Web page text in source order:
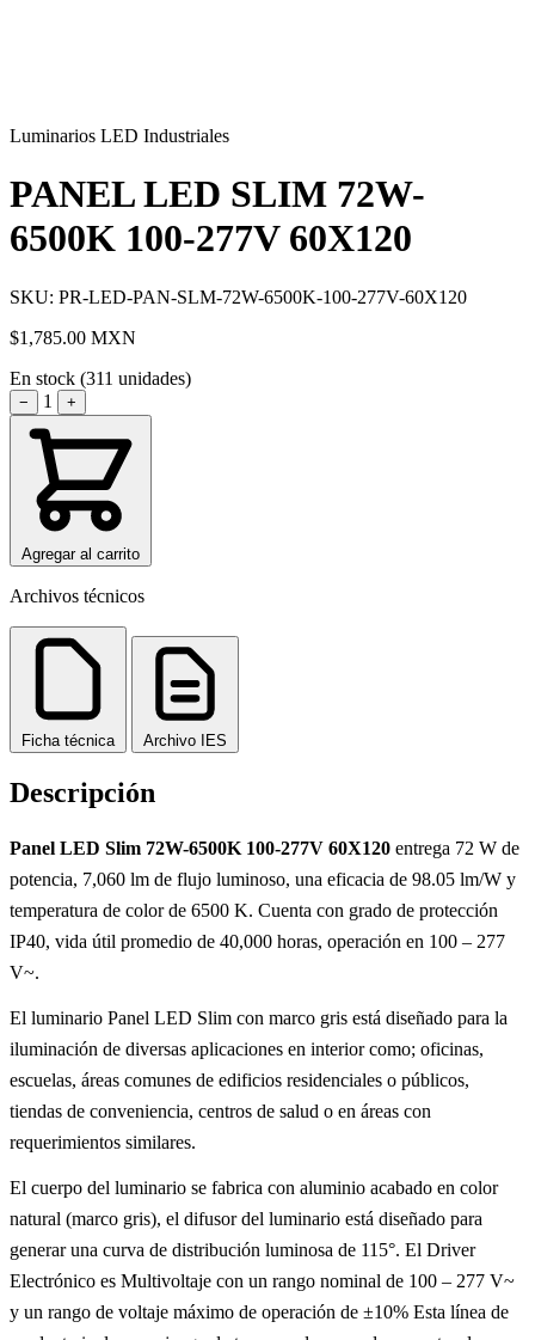
Luminarios LED Industriales
PANEL LED SLIM 72W-
6500K 100-277V 60X120
SKU: PR-LED-PAN-SLM-72W-6500K-100-277V-60X120
$1,785.00 MXN
En stock (311 unidades)
− 1 +
Agregar al carrito
Archivos técnicos
Ficha técnica Archivo IES
Descripción
Panel LED Slim 72W-6500K 100-277V 60X120 entrega 72 W de
potencia, 7,060 lm de flujo luminoso, una eficacia de 98.05 lm/W y
temperatura de color de 6500 K. Cuenta con grado de protección
IP40, vida útil promedio de 40,000 horas, operación en 100 – 277
V~.
El luminario Panel LED Slim con marco gris está diseñado para la
iluminación de diversas aplicaciones en interior como; oficinas,
escuelas, áreas comunes de edificios residenciales o públicos,
tiendas de conveniencia, centros de salud o en áreas con
requerimientos similares.
El cuerpo del luminario se fabrica con aluminio acabado en color
natural (marco gris), el difusor del luminario está diseñado para
generar una curva de distribución luminosa de 115°. El Driver
Electrónico es Multivoltaje con un rango nominal de 100 – 277 V~
y un rango de voltaje máximo de operación de ±10% Esta línea de